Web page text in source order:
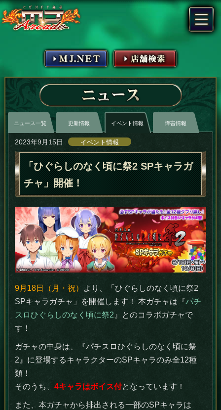
MJ.NET
ニュース
ニュース一覧 更新情報 イベント情報 障害情報
2023年9月15日 イベント情報
「ひぐらしのなく頃に祭2 SPキャラガ
チャ」開催！
9月18日（月・祝）
より、「ひぐらしのなく頃に祭2
SPキャラガチャ」を開催します！ 本ガチャは『パチ
スロひぐらしのなく頃に祭2 』とのコラボガチャで
す！
ガチャの中身は、『パチスロひぐらしのなく頃に祭
2』に登場するキャラクターのSPキャラのみ全12種
類！
そのうち、4キャラはボイス付となっています！
また、本ガチャから排出される一部のSPキャラは